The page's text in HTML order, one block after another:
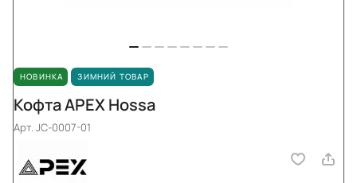
НОВИНКА ЗИМНИЙ ТОВАР
Кофта APEX Hossa
Арт.JC-0007-01